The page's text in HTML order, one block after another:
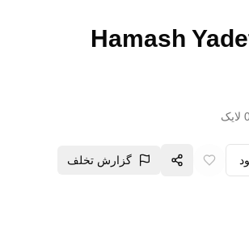
Hamash
لایک
گزارش تخلف